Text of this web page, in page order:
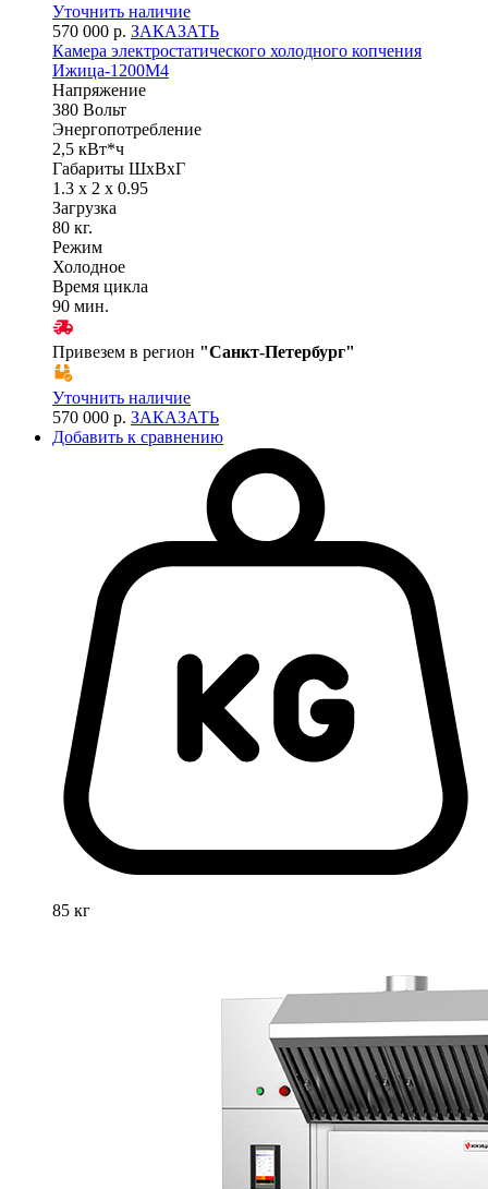
Уточнить наличие
570 000 р. ЗАКАЗАТЬ
Камера электростатического холодного копчения
Ижица-1200М4
Напряжение
380 Вольт
Энергопотребление
2,5 кВт*ч
Габариты ШхВхГ
1.3 x 2 x 0.95
Загрузка
80 кг.
Режим
Холодное
Время цикла
90 мин.
Привезем в регион "Санкт-Петербург"
Уточнить наличие
570 000 р. ЗАКАЗАТЬ
Добавить к сравнению
85 кг